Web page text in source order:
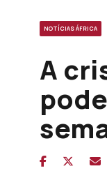
NOTÍCIAS ÁFRICA
A